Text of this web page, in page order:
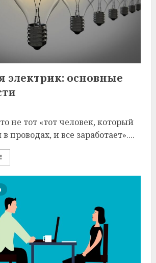
электрик: основные
не тот «тот человек, который
проводах, и все заработает»....